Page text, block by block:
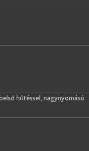
hűtéssel, nagynyomású